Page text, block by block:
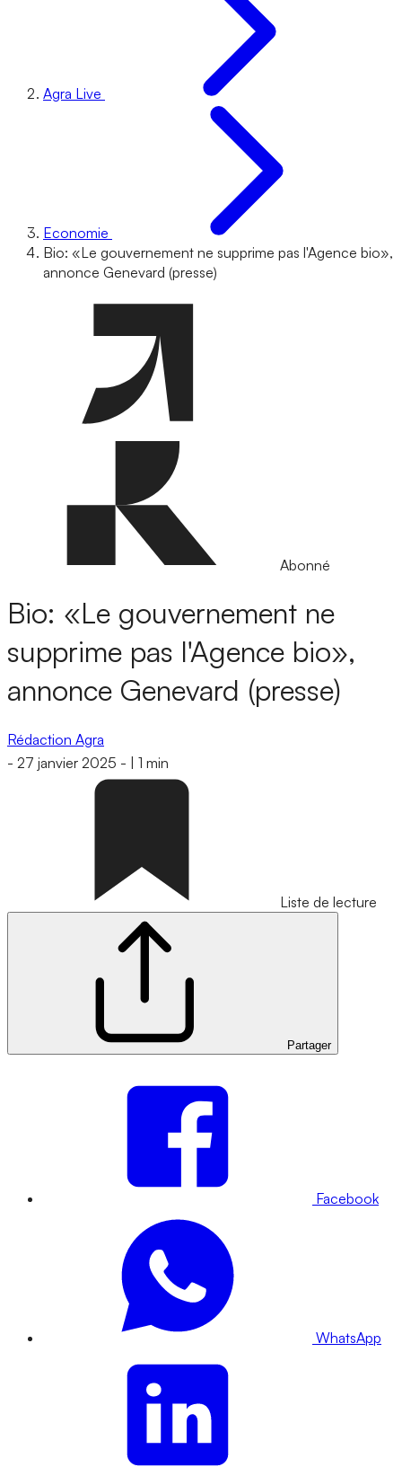
Agra Live
Economie
Bio: «Le gouvernement ne supprime pas l'Agence bio»,
annonce Genevard (presse)
Abonné
Bio: «Le gouvernement ne
supprime pas l'Agence bio»,
annonce Genevard (presse)
Rédaction Agra
- 27 janvier 2025 - 1 min
Liste de lecture
Partager
Facebook
WhatsApp